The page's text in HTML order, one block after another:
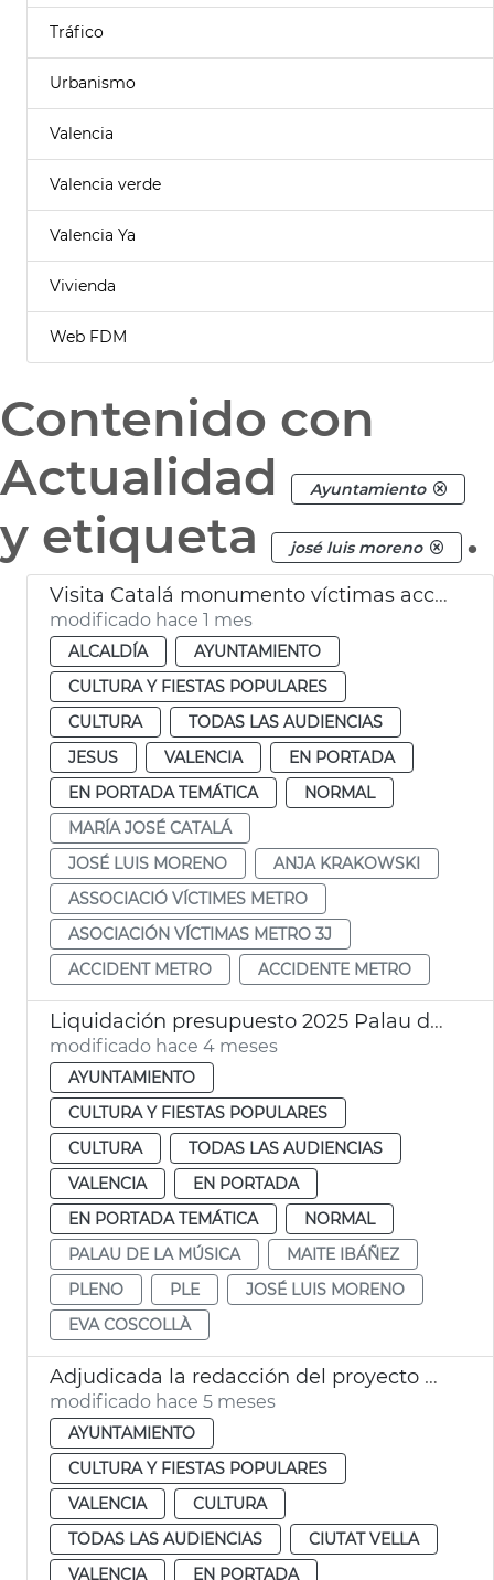
Tráfico
Urbanismo
Valencia
Valencia verde
Valencia Ya
Vivienda
Web FDM
Contenido con
Actualidad
Ayuntamiento
y etiqueta josé luis moreno .
Visita Catalá monumento víctimas accidente metro 3-J
modificado hace 1 mes
ALCALDÍA
AYUNTAMIENTO
CULTURA Y FIESTAS POPULARES
CULTURA
TODAS LAS AUDIENCIAS
JESUS
VALENCIA
EN PORTADA
EN PORTADA TEMÁTICA
NORMAL
MARÍA JOSÉ CATALÁ
JOSÉ LUIS MORENO
ANJA KRAKOWSKI
ASSOCIACIÓ VÍCTIMES METRO
ASOCIACIÓN VÍCTIMAS METRO 3J
ACCIDENT METRO
ACCIDENTE METRO
Liquidación presupuesto 2025 Palau de la Música València
modificado hace 4 meses
AYUNTAMIENTO
CULTURA Y FIESTAS POPULARES
CULTURA
TODAS LAS AUDIENCIAS
VALENCIA
EN PORTADA
EN PORTADA TEMÁTICA
NORMAL
PALAU DE LA MÚSICA
MAITE IBÁÑEZ
PLENO
PLE
JOSÉ LUIS MORENO
EVA COSCOLLÀ
Adjudicada la redacción del proyecto de rehabilitación de la frontera del Palacio de Cervelló
modificado hace 5 meses
AYUNTAMIENTO
CULTURA Y FIESTAS POPULARES
VALENCIA
CULTURA
TODAS LAS AUDIENCIAS
CIUTAT VELLA
VALENCIA
EN PORTADA